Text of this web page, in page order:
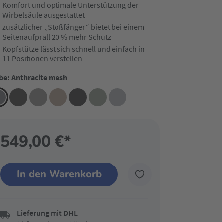
Komfort und optimale Unterstützung der
Wirbelsäule ausgestattet
zusätzlicher „Stoßfänger“ bietet bei einem
Seitenaufprall 20 % mehr Schutz
Kopfstütze lässt sich schnell und einfach in
11 Positionen verstellen
Anthracite mesh
549,00 €*
In den Warenkorb
Lieferung mit DHL